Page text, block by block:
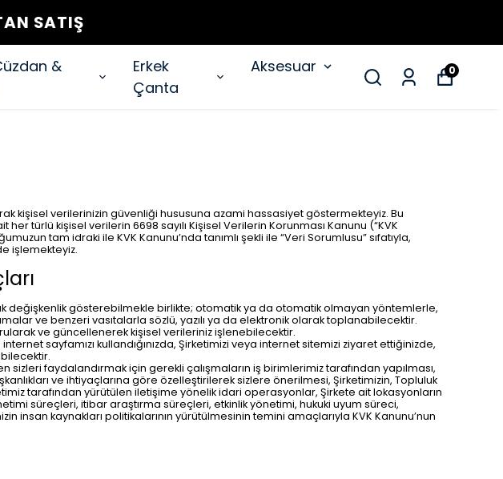
SATIŞ
&
Erkek
Çanta
Aksesuar 0
olarak kişisel verilerinizin güvenliği hususuna azami hassasiyet göstermekteyiz. Bu
türlü kişisel verilerin 6698 sayılı Kişisel Verilerin Korunması Kanunu (“KVK
tam idraki ile KVK Kanunu’nda tanımlı şekli ile “Veri Sorumlusu” sıfatıyla,
işlemekteyiz.
değişkenlik gösterebilmekle birlikte; otomatik ya da otomatik olmayan yöntemlerle,
ve benzeri vasıtalarla sözlü, yazılı ya da elektronik olarak toplanabilecektir.
ve güncellenerek kişisel verileriniz işlenebilecektir.
sayfamızı kullandığınızda, Şirketimizi veya internet sitemizi ziyaret ettiğinizde,
faydalandırmak için gerekli çalışmaların iş birimlerimiz tarafından yapılması,
ve ihtiyaçlarına göre özelleştirilerek sizlere önerilmesi, Şirketimizin, Topluluk
tarafından yürütülen iletişime yönelik idari operasyonlar, Şirkete ait lokasyonların
süreçleri, itibar araştırma süreçleri, etkinlik yönetimi, hukuki uyum süreci,
kaynakları politikalarının yürütülmesinin temini amaçlarıyla KVK Kanunu’nun